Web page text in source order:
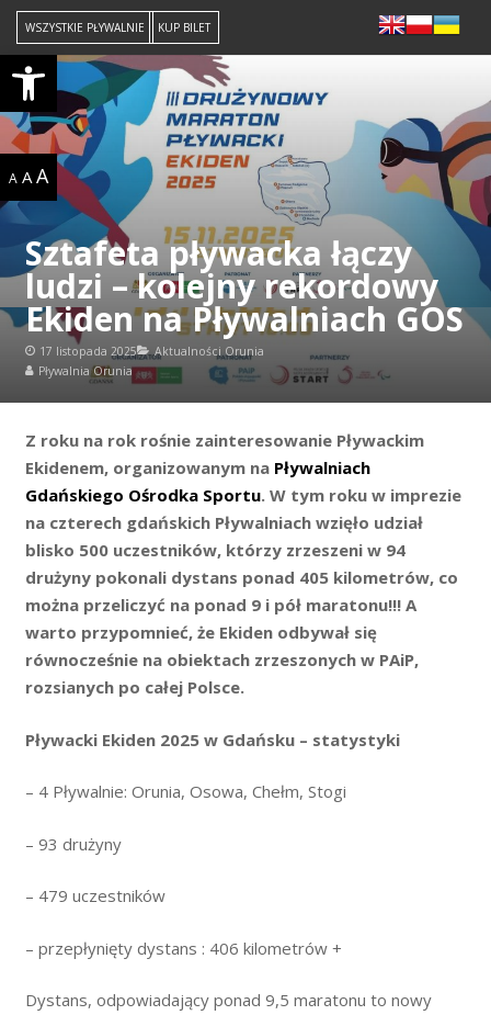
Open toolbar
WSZYSTKIE PŁYWALNIE KUP BILET
A A A
Sztafeta pływacka łączy
ludzi – kolejny rekordowy
Ekiden na Pływalniach GOS
17 listopada 2025
Aktualności Orunia
Pływalnia Orunia
Z roku na rok rośnie zainteresowanie Pływackim
Ekidenem, organizowanym na Pływalniach
Gdańskiego Ośrodka Sportu. W tym roku w imprezie
na czterech gdańskich Pływalniach wzięło udział
blisko 500 uczestników, którzy zrzeszeni w 94
drużyny pokonali dystans ponad 405 kilometrów, co
można przeliczyć na ponad 9 i pół maratonu!!! A
warto przypomnieć, że Ekiden odbywał się
równocześnie na obiektach zrzeszonych w PAiP,
rozsianych po całej Polsce.
Pływacki Ekiden 2025 w Gdańsku – statystyki
– 4 Pływalnie: Orunia, Osowa, Chełm, Stogi
– 93 drużyny
– 479 uczestników
– przepłynięty dystans : 406 kilometrów +
Dystans, odpowiadający ponad 9,5 maratonu to nowy